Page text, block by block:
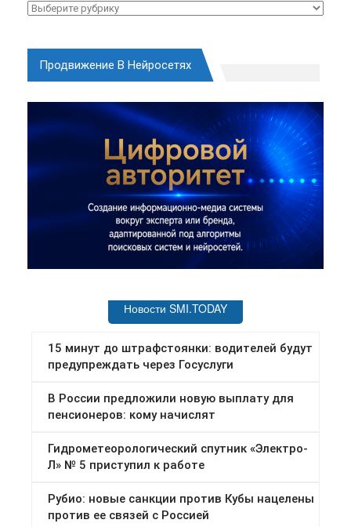
Рубрики
Продвижение В Нейросетях